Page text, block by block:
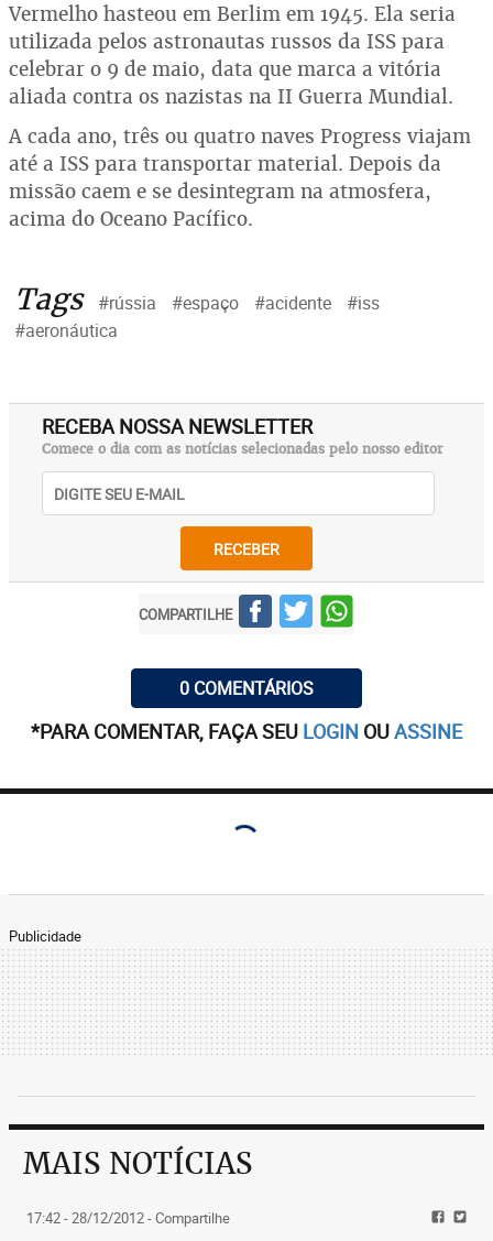
Vermelho hasteou em Berlim em 1945. Ela seria
utilizada pelos astronautas russos da ISS para
celebrar o 9 de maio, data que marca a vitória
aliada contra os nazistas na II Guerra Mundial.
A cada ano, três ou quatro naves Progress viajam
até a ISS para transportar material. Depois da
missão caem e se desintegram na atmosfera,
acima do Oceano Pacífico.
Tags #rússia #espaço #acidente
#iss
#aeronáutica
RECEBA NOSSA NEWSLETTER
Comece o dia com as notícias selecionadas pelo nosso editor
RECEBER
COMPARTILHE
0 COMENTÁRIOS
*PARA COMENTAR, FAÇA SEU LOGIN OUASSINE
Publicidade
MAIS NOTÍCIAS
17:42 - 28/12/2012- Compartilhe